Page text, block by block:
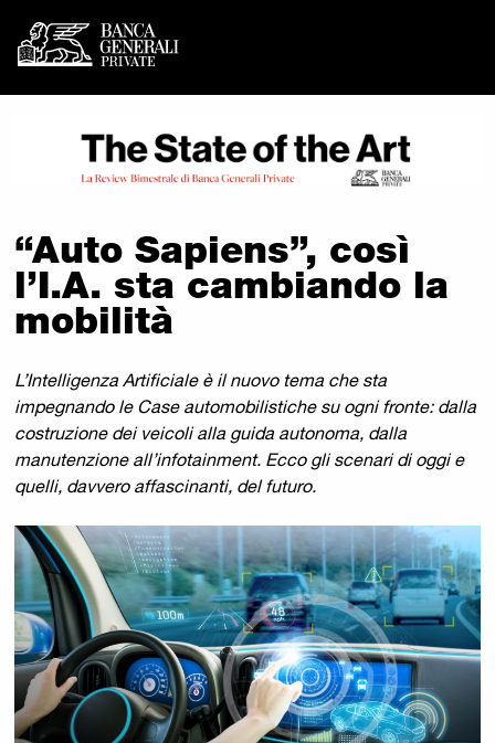
Banca Generali Private
Vai al contenuto principale
“Auto Sapiens”, così
l’I.A. sta cambiando la
mobilità
L’Intelligenza Artificiale è il nuovo tema che sta
impegnando le Case automobilistiche su ogni fronte: dalla
costruzione dei veicoli alla guida autonoma, dalla
manutenzione all’infotainment. Ecco gli scenari di oggi e
quelli, davvero affascinanti, del futuro.